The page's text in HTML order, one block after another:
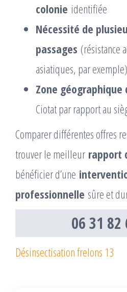
colonie identifiée
Nécessité de
passages (résistance
asiatiques, par exemple)
Zone géographique
Ciotat par rapport au
Comparer différentes offres
trouver le meilleur rapport
bénéficier d’une
professionnelle sûre et
06 31 82
Désinsectisation frelons 13